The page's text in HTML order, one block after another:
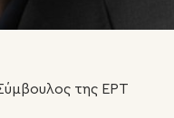
της ΕΡΤ